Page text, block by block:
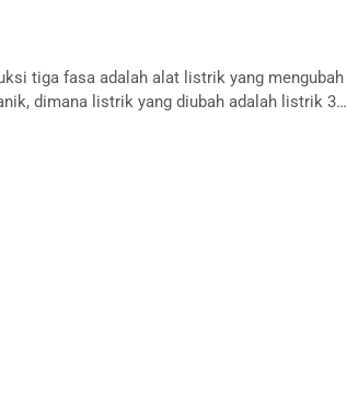
tiga fasa adalah alat listrik yang mengubah
dimana listrik yang diubah adalah listrik 3…